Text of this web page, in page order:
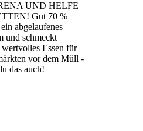
UND HELFE
Gut 70 %
abgelaufenes
und schmeckt
Essen für
vor dem Müll -
das auch!